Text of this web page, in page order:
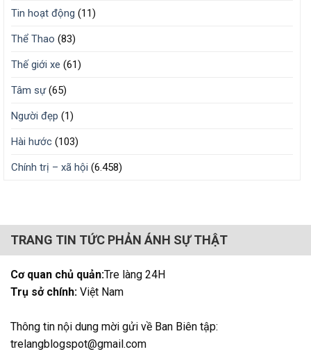
Tin hoạt động (11)
Thể Thao (83)
Thế giới xe (61)
Tâm sự(65)
Người đẹp (1)
Hài hước (103)
Chính trị – xã hội (6.458)
TRANG TIN TỨC PHẢN ÁNH SỰ THẬT
Cơ quan chủ quản:Tre làng 24H
Trụ sở chính: Việt Nam
Thông tin nội dung mời gửi về Ban Biên tập:
trelangblogspot@gmail.com